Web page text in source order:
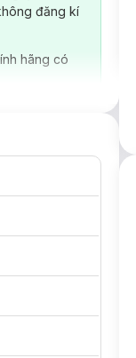
đăng kí
hãng có